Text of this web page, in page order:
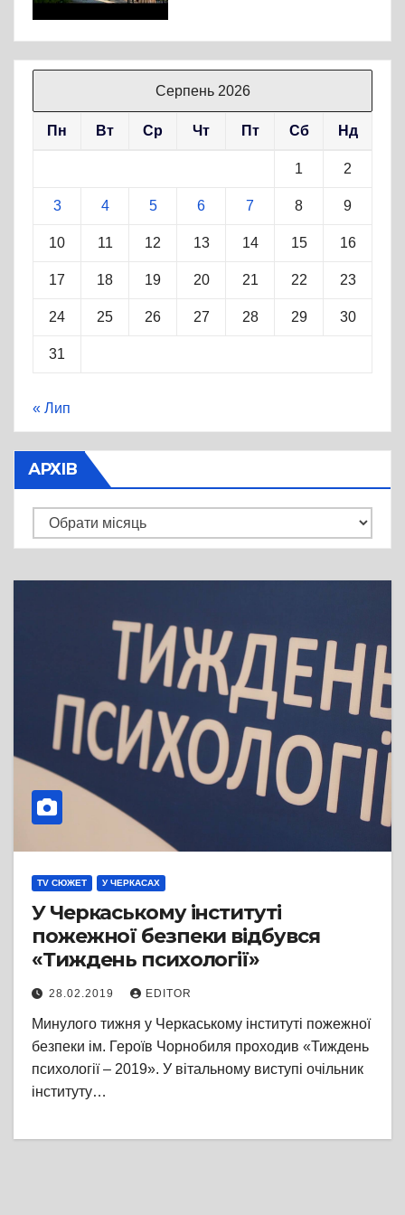
Серпень 2026
Пн Вт Ср Чт Пт Сб Нд
1 2
3 4 5 6 7 8 9
10 11 12 13 14 15 16
17 18 19 20 21 22 23
24 25 26 27 28 29 30
31
« Лип
АРХІВ
Архів
TV СЮЖЕТ У ЧЕРКАСАХ
У Черкаському інституті
пожежної безпеки відбувся
«Тиждень психології»
28.02.2019 EDITOR
Минулого тижня у Черкаському інституті пожежної
безпеки ім. Героїв Чорнобиля проходив «Тиждень
психології – 2019». У вітальному виступі очільник
інституту…